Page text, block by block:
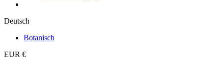
Deutsch
Botanisch
EUR €